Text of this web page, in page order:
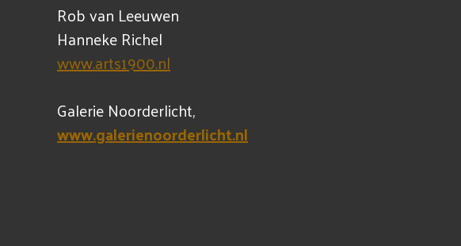
Rob van Leeuwen
Hanneke Richel
www.arts1900.nl
Galerie Noorderlicht,
www.galerienoorderlicht.nl